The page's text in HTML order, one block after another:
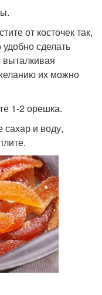
от косточек так,
сделать
их можно
1-2 орешка.
сахар и воду,